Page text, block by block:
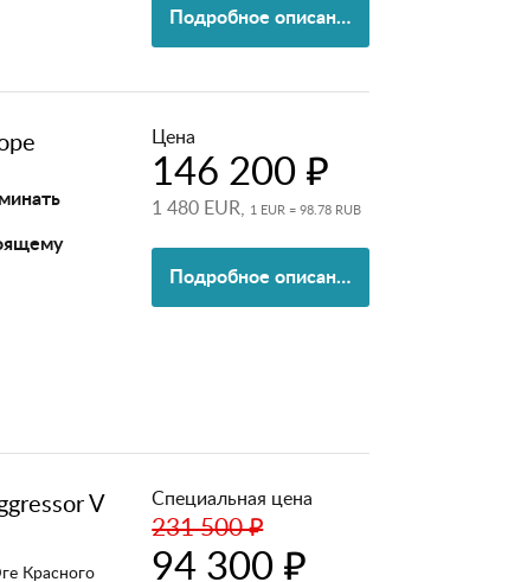
Подробное описание
Цена
146 200 ₽
1 480 EUR, 1 EUR = 98.78 RUB
Подробное описание
V
Красного
Специальная цена
231 500 ₽
94 300 ₽